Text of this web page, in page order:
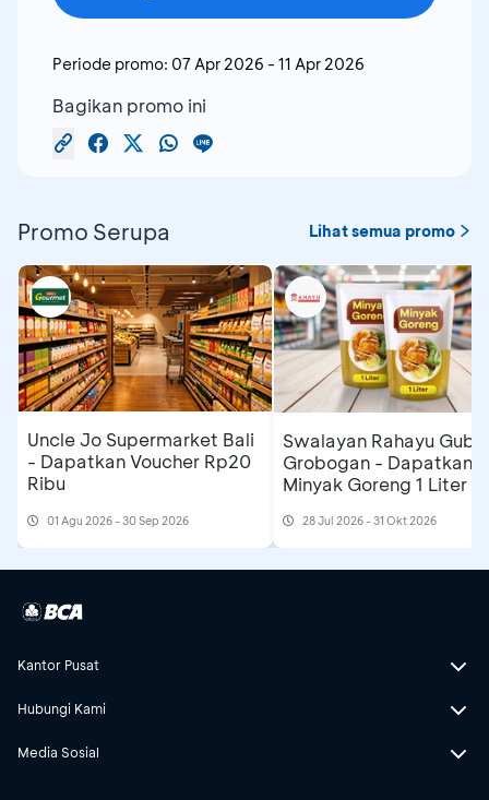
Periode promo: 07 Apr 2026 - 11 Apr 2026
Bagikan promo ini
Promo Serupa Lihat semua promo
Uncle Jo Supermarket Bali
- Dapatkan Voucher Rp20
Ribu
01 Agu 2026 - 30 Sep 2026
Swalayan Rahayu
Grobogan - Dapatkan
Minyak Goreng 1 Liter
28 Jul 2026 - 31 Okt 2026
Kantor Pusat
Hubungi Kami
Media Sosial